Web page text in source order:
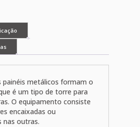
metálicos formam o
é um tipo de torre para
O equipamento consiste
encaixadas ou
nas outras.